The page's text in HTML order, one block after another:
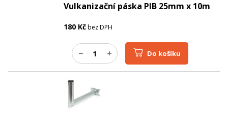
Vulkanizační páska PIB 25mm x 10m
180 Kčbez DPH
Do košíku